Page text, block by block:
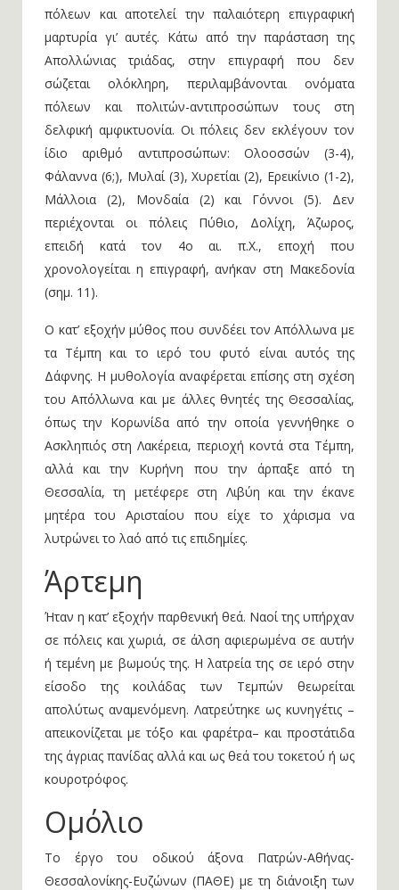
πόλεων και αποτελεί την παλαιότερη επιγραφική
μαρτυρία γι’ αυτές. Κάτω από την παράσταση της
Απολλώνιας τριάδας, στην επιγραφή που δεν
σώζεται ολόκληρη, περιλαμβάνονται ονόματα
πόλεων και πολιτών-αντιπροσώπων τους στη
δελφική αμφικτυονία. Οι πόλεις δεν εκλέγουν τον
ίδιο αριθμό αντιπροσώπων: Ολοοσσών (3-4),
Φάλαννα (6;), Μυλαί (3), Χυρετίαι (2), Ερεικίνιο (1-2),
Μάλλοια (2), Μονδαία (2) και Γόννοι (5). Δεν
περιέχονται οι πόλεις Πύθιο, Δολίχη, Άζωρος,
επειδή κατά τον 4ο αι. π.Χ., εποχή που
χρονολογείται η επιγραφή, ανήκαν στη Μακεδονία
(σημ. 11).
Ο κατ’ εξοχήν μύθος που συνδέει τον Απόλλωνα με
τα Τέμπη και το ιερό του φυτό είναι αυτός της
Δάφνης. Η μυθολογία αναφέρεται επίσης στη σχέση
του Απόλλωνα και με άλλες θνητές της Θεσσαλίας,
όπως την Κορωνίδα από την οποία γεννήθηκε ο
Ασκληπιός στη Λακέρεια, περιοχή κοντά στα Τέμπη,
αλλά και την Κυρήνη που την άρπαξε από τη
Θεσσαλία, τη μετέφερε στη Λιβύη και την έκανε
μητέρα του Αρισταίου που είχε το χάρισμα να
λυτρώνει το λαό από τις επιδημίες.
Άρτεμη
Ήταν η κατ’ εξοχήν παρθενική θεά. Ναοί της υπήρχαν
σε πόλεις και χωριά, σε άλση αφιερωμένα σε αυτήν
ή τεμένη με βωμούς της. Η λατρεία της σε ιερό στην
είσοδο της κοιλάδας των Τεμπών θεωρείται
απολύτως αναμενόμενη. Λατρεύτηκε ως κυνηγέτις –
απεικονίζεται με τόξο και φαρέτρα– και προστάτιδα
της άγριας πανίδας αλλά και ως θεά του τοκετού ή ως
κουροτρόφος.
Ομόλιο
Το έργο του οδικού άξονα Πατρών-Αθήνας-
Θεσσαλονίκης-Ευζώνων (ΠΑΘΕ) με τη διάνοιξη των